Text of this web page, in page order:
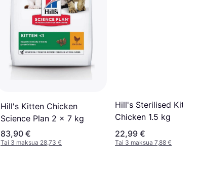
Hill's Kitten Chicken
Science Plan 2 x 7 kg
83,90 €
Tai 3 maksua 28,73 €
Hill's Sterilised Kitten
Chicken 1.5 kg
22,99 €
Tai 3 maksua 7,88 €